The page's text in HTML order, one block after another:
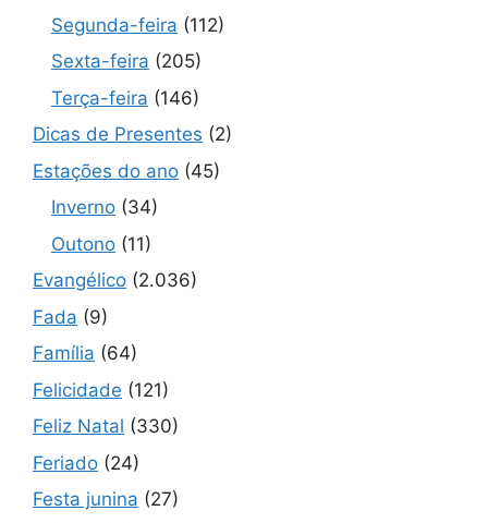
Segunda-feira (112)
Sexta-feira (205)
Terça-feira (146)
Dicas de Presentes (2)
Estações do ano (45)
Inverno (34)
Outono (11)
Evangélico (2.036)
Fada (9)
Família (64)
Felicidade (121)
Feliz Natal (330)
Feriado (24)
Festa junina (27)